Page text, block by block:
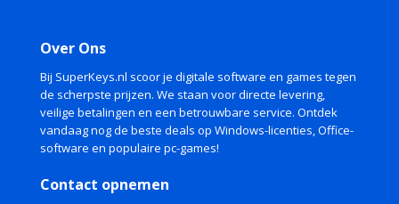
Over Ons
Bij SuperKeys.nl scoor je digitale software en games tegen
de scherpste prijzen. We staan voor directe levering,
veilige betalingen en een betrouwbare service. Ontdek
vandaag nog de beste deals op Windows-licenties, Office-
software en populaire pc-games!
Contact opnemen